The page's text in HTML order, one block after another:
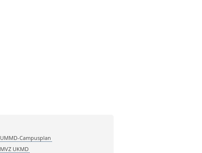
UMMD-Campusplan
MVZ UKMD